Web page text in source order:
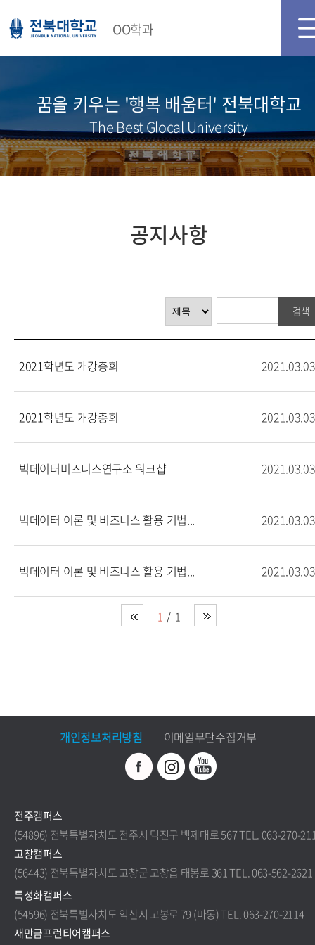
OO학과
꿈을 키우는 '행복 배움터' 전북대학교
The Best Glocal University
공지사항
2021학년도 개강총회 2021.03.03
2021학년도 개강총회 2021.03.03
빅데이터비즈니스연구소 워크샵 2021.03.03
빅데이터 이론 및 비즈니스 활용 기법... 2021.03.03
빅데이터 이론 및 비즈니스 활용 기법... 2021.03.03
1 1
개인정보처리방침 이메일무단수집거부
전주캠퍼스
(54896) 전북특별자치도 전주시 덕진구 백제대로 567 TEL. 063-270-
고창캠퍼스
(56443) 전북특별자치도 고창군 고창읍 태봉로 361 TEL. 063-562-2621
특성화캠퍼스
(54596) 전북특별자치도 익산시 고봉로 79 (마동) TEL. 063-270-2114
새만금프런티어캠퍼스